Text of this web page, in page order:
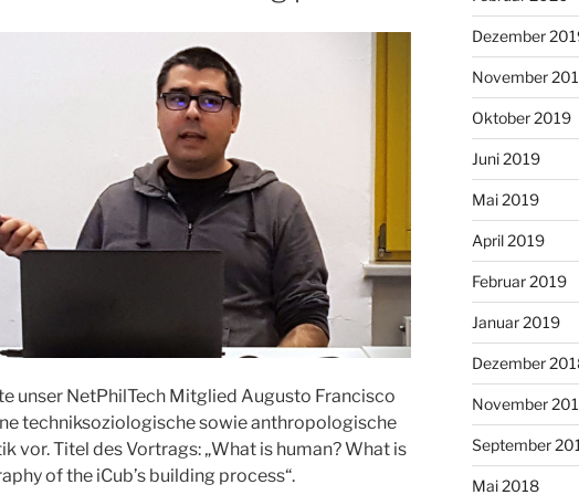
unser NetPhilTech Mitglied Augusto Francisco
techniksoziologische sowie anthropologische
vor. Titel des Vortrags: „What is human? What is
of the iCub’s building process“.
Dezember
November
Oktober 2019
Juni 2019
Mai 2019
April 2019
Februar 2019
Januar 2019
Dezember
November
September
Mai 2018